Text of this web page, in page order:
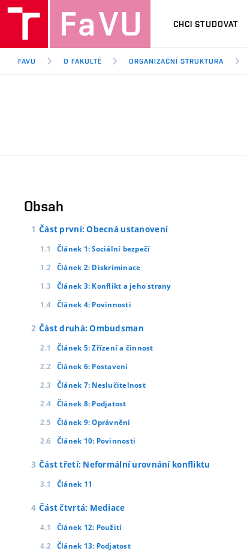
CHCI STUDOVAT
FAVU O FAKULTĚ ORGANIZAČNÍ STRUKTURA
Obsah
Část první: Obecná ustanovení
Článek 1: Sociální bezpečí
Článek 2: Diskriminace
Článek 3: Konflikt a jeho strany
Článek 4: Povinnosti
Část druhá: Ombudsman
Článek 5: Zřízení a činnost
Článek 6: Postavení
Článek 7: Neslučitelnost
Článek 8: Podjatost
Článek 9: Oprávnění
Článek 10: Povinnosti
Část třetí: Neformální urovnání konfliktu
Článek 11
Část čtvrtá: Mediace
Článek 12: Použití
Článek 13: Podjatost